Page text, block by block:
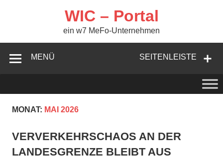
WIC – Portal
ein w7 MeFo-Unternehmen
SEITENLEISTE
MENÜ
MONAT: MAI 2026
VERVERKEHRSCHAOS AN DER
LANDESGRENZE BLEIBT AUS